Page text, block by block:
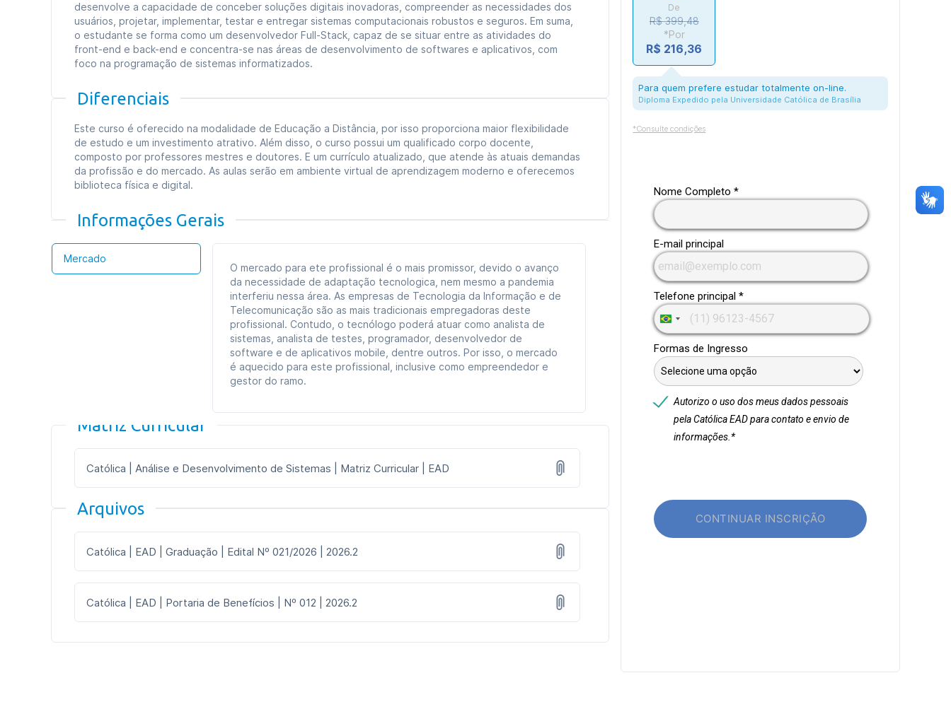
desenvolve a capacidade de conceber soluções digitais inovadoras, compreender as necessidades dos
usuários, projetar, implementar, testar e entregar sistemas computacionais robustos e seguros. Em suma,
o estudante se forma como um desenvolvedor Full-Stack, capaz de se situar entre as atividades do
front-end e back-end e concentra-se nas áreas de desenvolvimento de softwares e aplicativos, com
foco na programação de sistemas informatizados.
Diferenciais
Este curso é oferecido na modalidade de Educação a Distância, por isso proporciona maior flexibilidade
de estudo e um investimento atrativo. Além disso, o curso possui um qualificado corpo docente,
composto por professores mestres e doutores. E um currículo atualizado, que atende às atuais demandas
da profissão e do mercado. As aulas serão em ambiente virtual de aprendizagem moderno e oferecemos
biblioteca física e digital.
Informações Gerais
Mercado
O mercado para ete profissional é o mais promissor, devido o avanço
da necessidade de adaptação tecnologica, nem mesmo a pandemia
interferiu nessa área. As empresas de Tecnologia da Informação e de
Telecomunicação são as mais tradicionais empregadoras deste
profissional. Contudo, o tecnólogo poderá atuar como analista de
sistemas, analista de testes, programador, desenvolvedor de
software e de aplicativos mobile, dentre outros. Por isso, o mercado
é aquecido para este profissional, inclusive como empreendedor e
gestor do ramo.
Matriz Curricular
Católica | Análise e Desenvolvimento de Sistemas | Matriz Curricular | EAD
Arquivos
Católica | EAD | Graduação | Edital Nº 021/2026 | 2026.2
Católica | EAD | Portaria de Benefícios | Nº 012 | 2026.2
De
R$ 399,48
*Por
R$ 216,36
Para quem prefere estudar totalmente on-line.
Diploma Expedido pela Universidade Católica de Brasília
*Consulte condições